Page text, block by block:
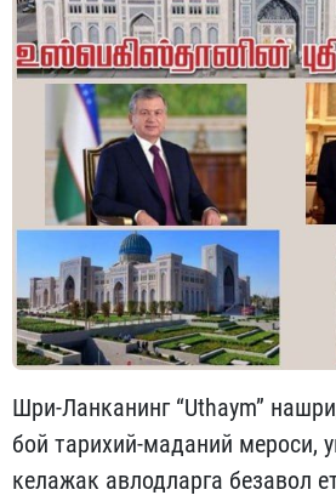
Шри-Ланканинг “Uthaym”
бой тарихий-маданий мероси,
келажак авлодларга безавол